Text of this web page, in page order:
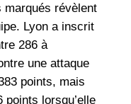
marqués révèlent
Lyon a inscrit
286 à
une attaque
points, mais
points lorsqu’elle